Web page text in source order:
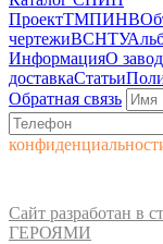
ПроектТМПИНВ
чертежиВСНТУ
ИнформацияО
доставкаСтатьи
Обратная связь
Сайт разработан в
ГЕРОЯМИ